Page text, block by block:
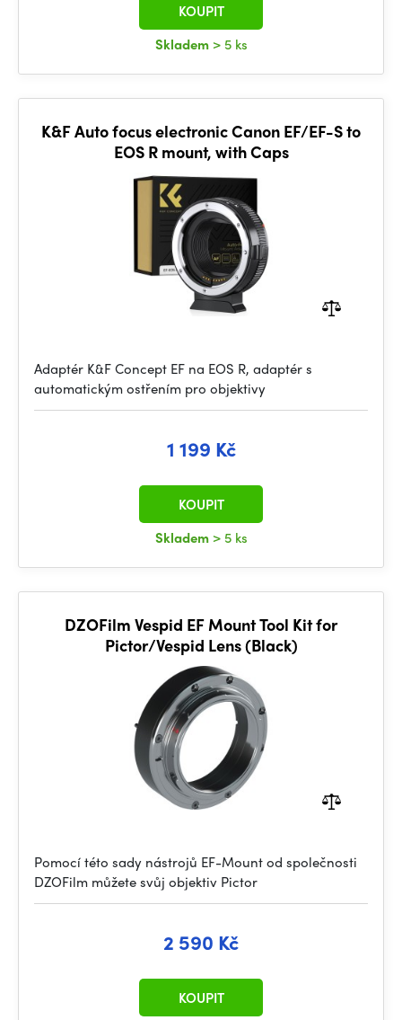
Skladem > 5 ks
KOUPIT
K&F Auto focus electronic Canon EF/EF-S to
EOS R mount, with Caps
Adaptér K&F Concept EF na EOS R, adaptér s
automatickým ostřením pro objektivy
1 199 Kč
Skladem > 5 ks
KOUPIT
DZOFilm Vespid EF Mount Tool Kit for
Pictor/Vespid Lens (Black)
Pomocí této sady nástrojů EF-Mount od společnosti
DZOFilm můžete svůj objektiv Pictor
2 590 Kč
KOUPIT